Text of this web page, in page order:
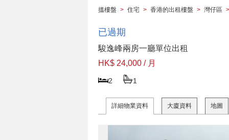
搵樓盤 > 住宅 > 香港的出租樓盤 > 灣仔區 >
已過期
駿逸峰兩房一廳單位出租
HK$ 24,000 / 月
2 1
詳細物業資料 大廈資料 地圖